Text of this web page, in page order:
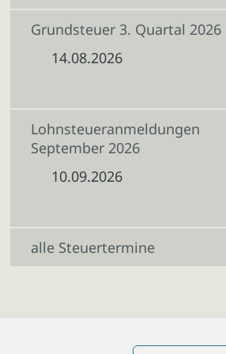
Grundsteuer 3. Quartal 2026
14.08.2026
Lohnsteueranmeldungen
September 2026
10.09.2026
alle Steuertermine